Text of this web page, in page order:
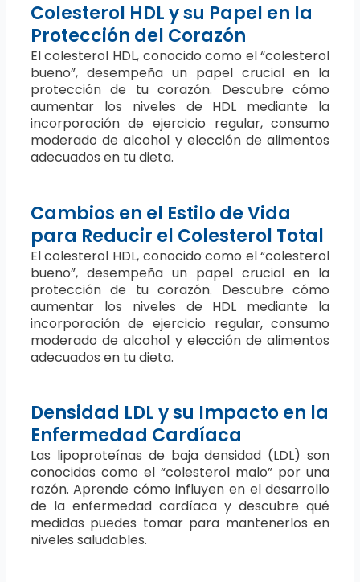
Colesterol HDL y su Papel en la
Protección del Corazón
El colesterol HDL, conocido como el “colesterol
bueno”, desempeña un papel crucial en la
protección de tu corazón. Descubre cómo
aumentar los niveles de HDL mediante la
incorporación de ejercicio regular, consumo
moderado de alcohol y elección de alimentos
adecuados en tu dieta.
Cambios en el Estilo de Vida
para Reducir el Colesterol Total
El colesterol HDL, conocido como el “colesterol
bueno”, desempeña un papel crucial en la
protección de tu corazón. Descubre cómo
aumentar los niveles de HDL mediante la
incorporación de ejercicio regular, consumo
moderado de alcohol y elección de alimentos
adecuados en tu dieta.
Densidad LDL y su Impacto en la
Enfermedad Cardíaca
Las lipoproteínas de baja densidad (LDL) son
conocidas como el “colesterol malo” por una
razón. Aprende cómo influyen en el desarrollo
de la enfermedad cardíaca y descubre qué
medidas puedes tomar para mantenerlos en
niveles saludables.